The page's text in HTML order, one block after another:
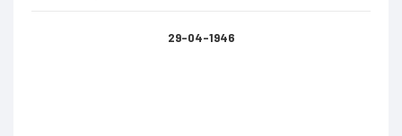
29-04-1946